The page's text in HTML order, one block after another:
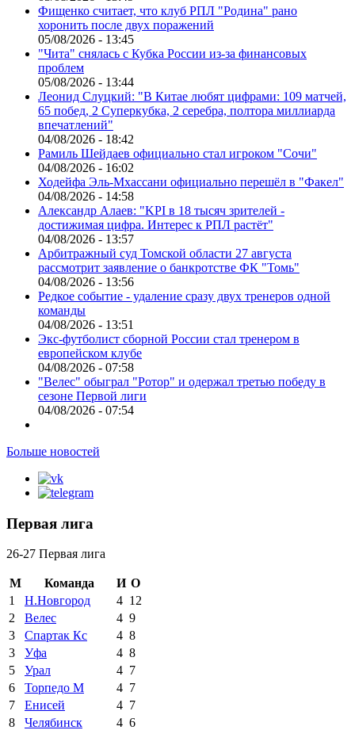
Фищенко считает, что клуб РПЛ "Родина" рано
хоронить после двух поражений
05/08/2026 - 13:45
"Чита" снялась с Кубка России из-за финансовых
проблем
05/08/2026 - 13:44
Леонид Слуцкий: "В Китае любят цифрами: 109 матчей,
65 побед, 2 Суперкубка, 2 серебра, полтора миллиарда
впечатлений"
04/08/2026 - 18:42
Рамиль Шейдаев официально стал игроком "Сочи"
04/08/2026 - 16:02
Ходейфа Эль-Мхассани официально перешёл в "Факел"
04/08/2026 - 14:58
Александр Алаев: "KPI в 18 тысяч зрителей -
достижимая цифра. Интерес к РПЛ растёт"
04/08/2026 - 13:57
Арбитражный суд Томской области 27 августа
рассмотрит заявление о банкротстве ФК "Томь"
04/08/2026 - 13:56
Редкое событие - удаление сразу двух тренеров одной
команды
04/08/2026 - 13:51
Экс-футболист сборной России стал тренером в
европейском клубе
04/08/2026 - 07:58
"Велес" обыграл "Ротор" и одержал третью победу в
сезоне Первой лиги
04/08/2026 - 07:54
Больше новостей
Первая лига
26-27 Первая лига
М Команда И О
1
Н.Новгород 4 12
2
Велес 4 9
3
Спартак Кс 4 8
3
Уфа 4 8
5
Урал 4 7
6
Торпедо М 4 7
7
Енисей 4 7
8
Челябинск 4 6